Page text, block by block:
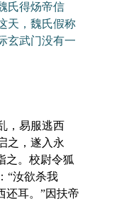
氏得炀帝信
天，魏氏假称
玄武门没有一
，易服逃西
之，遂入永
之。校尉令狐
“汝欲杀我
还耳。”因扶帝